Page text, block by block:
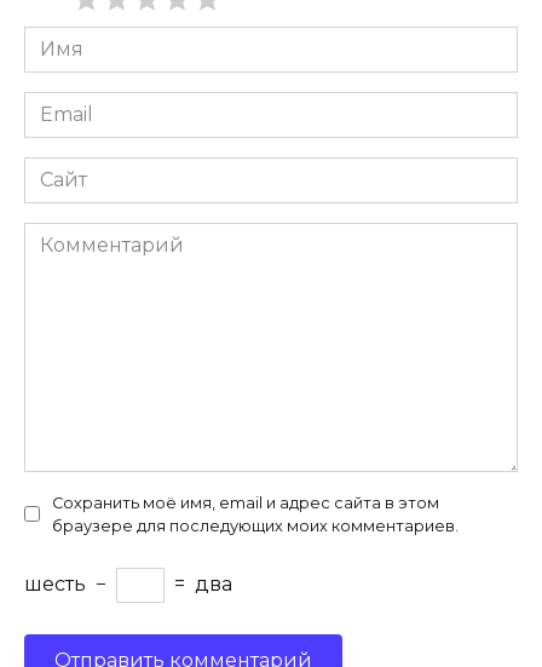
Имя
*
Email
*
Сайт
Комментарий
Сохранить моё имя, email и адрес сайта в этом
браузере для последующих моих комментариев.
шесть − = два